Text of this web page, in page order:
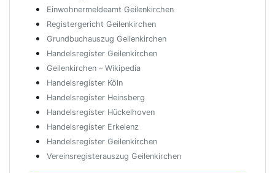
Einwohnermeldeamt Geilenkirchen
Registergericht Geilenkirchen
Grundbuchauszug Geilenkirchen
Handelsregister Geilenkirchen
Geilenkirchen – Wikipedia
Handelsregister Köln
Handelsregister Heinsberg
Handelsregister Hückelhoven
Handelsregister Erkelenz
Handelsregister Geilenkirchen
Vereinsregisterauszug Geilenkirchen